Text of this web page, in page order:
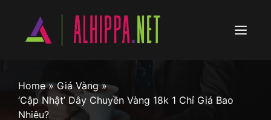
content
Menu
Home »Giá Vàng »
‘Cập Nhật’ Dây Chuyền Vàng 18k 1 Chỉ Giá Bao
Nhiêu?